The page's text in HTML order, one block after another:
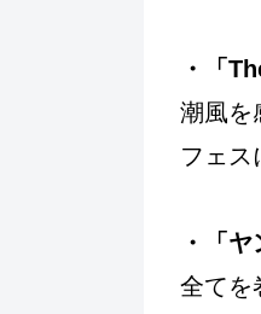
・「
潮⾵を
フェス
・「
全てを